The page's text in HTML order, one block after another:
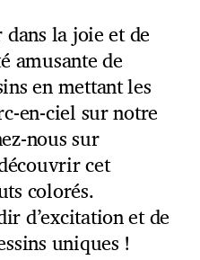
la joie et de
amusante de
en mettant les
en-ciel sur notre
nous sur
cet
colorés.
d’excitation et de
uniques !